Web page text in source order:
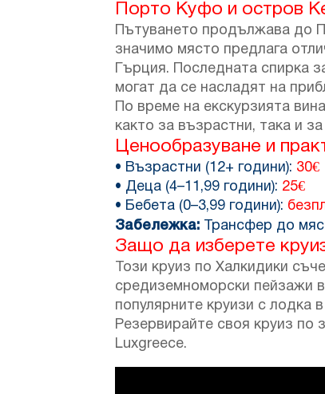
Порто Куфо и остров
Пътуването продължава до
значимо място предлага
Гърция. Последната спирка
могат да се насладят на
По време на екскурзията
както за възрастни, така и
Ценообразуване и
• Възрастни (12+ години): 30€
• Деца (4–11,99 години): 25€
• Бебета (0–3,99 години):
Забележка: Трансфер до
Защо да изберете
Този круиз по Халкидики
средиземноморски пейзажи
популярните круизи с лодка
Резервирайте своя круиз по
Luxgreece.